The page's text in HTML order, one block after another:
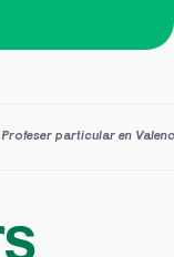
Profeser particular en